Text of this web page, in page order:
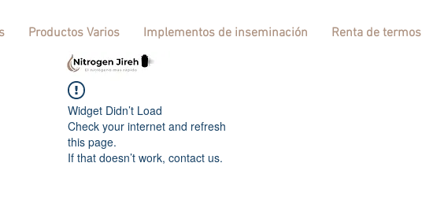
Productos Varios Implementos de inseminación Renta de termos
Widget Didn’t Load
Check your internet and refresh
this page.
If that doesn’t work, contact us.